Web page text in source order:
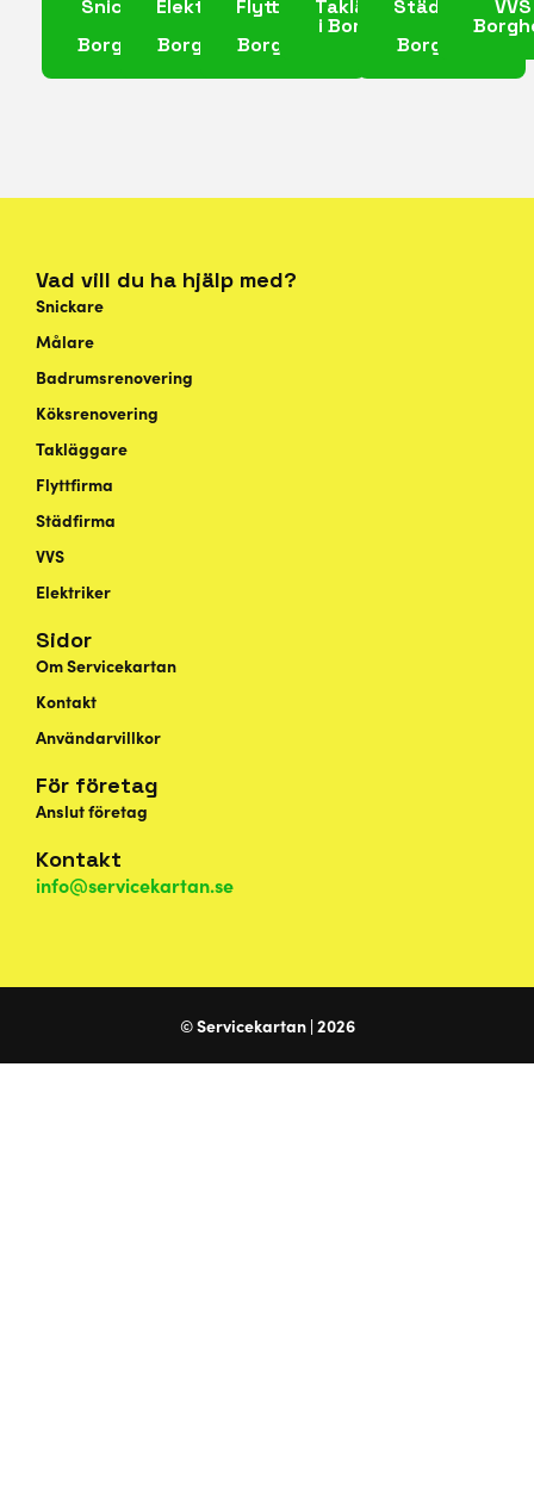
Snickare
Borgholm
Elektriker
Borgholm
Flyttfirma
Borgholm
Takläggare
i Borgholm
Städfirma
Borgholm
Vad vill du ha hjälp med?
Snickare
Målare
Badrumsrenovering
Köksrenovering
Takläggare
Flyttfirma
Städfirma
VVS
Elektriker
Sidor
Om Servicekartan
Kontakt
Användarvillkor
För företag
Anslut företag
Kontakt
info@servicekartan.se
© Servicekartan | 2026